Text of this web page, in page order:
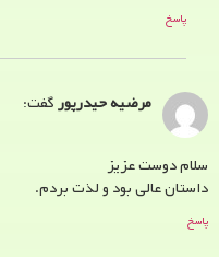
پاسخ
مرضیه حیدرپورگفت:
سلام دوست عزیز
داستان عالی بود و لذت بردم.
پاسخ